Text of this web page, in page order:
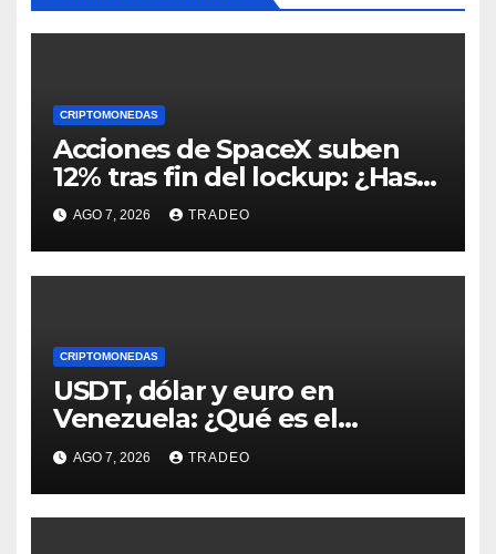
CRIPTOMONEDAS
Acciones de SpaceX suben
12% tras fin del lockup: ¿Hasta
dónde podrían llegar en
agosto?
AGO 7, 2026 TRADEO
CRIPTOMONEDAS
USDT, dólar y euro en
Venezuela: ¿Qué es el
fenómeno “Rockets and
Feathers”?
AGO 7, 2026 TRADEO